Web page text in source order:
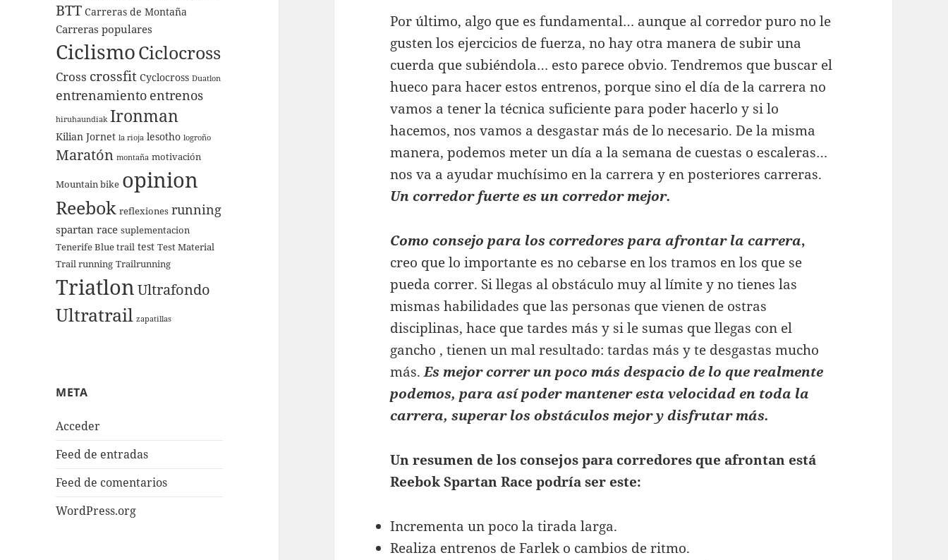
BTT Carreras de Montaña
Carreras populares
CiclismoCiclocross
Cross crossfit Cyclocross Duatlon
entrenamiento entrenos
hiruhaundiak Ironman
Kilian Jornet la rioja lesotho logroño
Maratón montaña motivación
Mountain bike opinion
Reebok reflexiones running
spartan race suplementacion
Tenerife Blue trail test Test Material
Trail running Trailrunning
TriatlonUltrafondo
Ultratrail zapatillas
META
Acceder
Feed de entradas
Feed de comentarios
WordPress.org
Por último, algo que es fundamental… aunque al corredor puro no le
gusten los ejercicios de fuerza, no hay otra manera de subir una
cuerda que subiéndola… esto parece obvio. Tendremos que buscar el
hueco para hacer estos entrenos, porque sino el día de la carrera no
vamos a tener la técnica suficiente para poder hacerlo y si lo
hacemos, nos vamos a desgastar más de lo necesario. De la misma
manera, podemos meter un día a la semana de cuestas o escaleras…
nos va a ayudar muchísimo en la carrera y en posteriores carreras.
Un corredor fuerte es un corredor mejor.
Como consejo para los corredores para afrontar la carrera,
creo que lo importante es no cebarse en los tramos en los que se
pueda correr. Si llegas al obstáculo muy al límite y no tienes las
mismas habilidades que las personas que vienen de ostras
disciplinas, hace que tardes más y si le sumas que llegas con el
gancho , tienen un mal resultado: tardas más y te desgastas mucho
más.Es mejor correr un poco más despacio de lo que realmente
podemos, para así poder mantener esta velocidad en toda la
carrera, superar los obstáculos mejor y disfrutar más.
Un resumen de los consejos para corredores que afrontan está
Reebok Spartan Race podría ser este:
Incrementa un poco la tirada larga.
Realiza entrenos de Farlek o cambios de ritmo.